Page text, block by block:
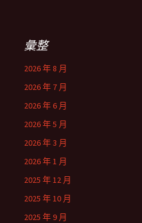
彙整
2026 年 8 月
2026 年 7 月
2026 年 6 月
2026 年 5 月
2026 年 3 月
2026 年 1 月
2025 年 12 月
2025 年 10 月
2025 年 9 月